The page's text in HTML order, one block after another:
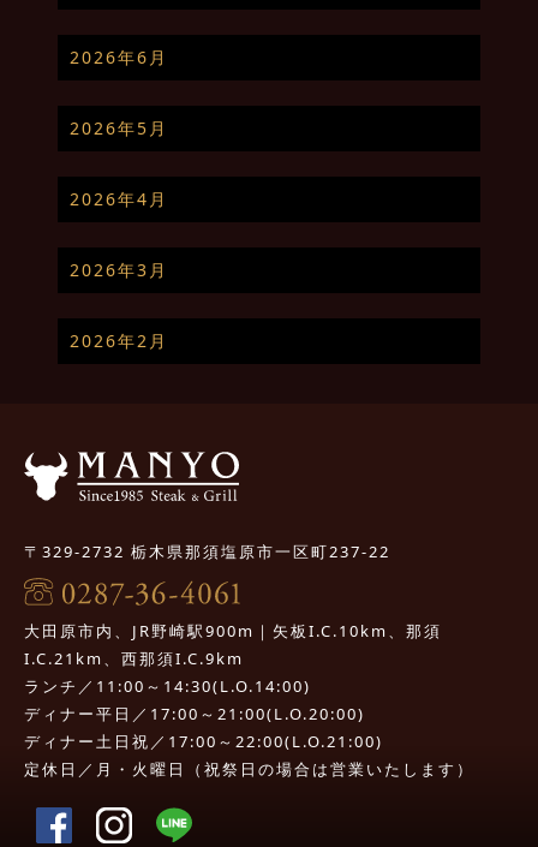
2026年6月
2026年5月
2026年4月
2026年3月
2026年2月
〒329-2732 栃木県那須塩原市一区町237-22
大田原市内、JR野崎駅900m｜矢板I.C.10km、那須
I.C.21km、西那須I.C.9km
ランチ／11:00～14:30(L.O.14:00)
ディナー平日／17:00～21:00(L.O.20:00)
ディナー土日祝／17:00～22:00(L.O.21:00)
定休日／月・火曜日（祝祭日の場合は営業いたします）